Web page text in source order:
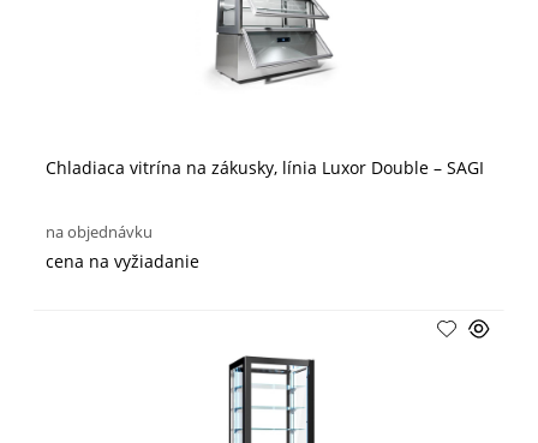
Chladiaca vitrína na zákusky, línia Luxor Double – SAGI
na objednávku
cena na vyžiadanie